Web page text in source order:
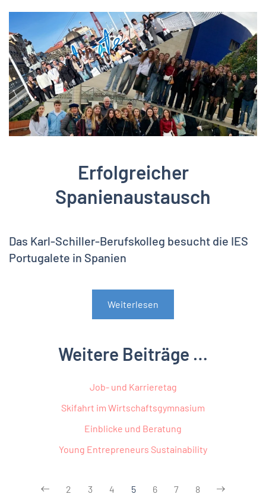
Erfolgreicher
Spanienaustausch
Das Karl-Schiller-Berufskolleg besucht die IES
Portugalete in Spanien
Weiterlesen
Weitere Beiträge …
Job- und Karrieretag
Skifahrt im Wirtschaftsgymnasium
Einblicke und Beratung
Young Entrepreneurs Sustainability
2 3 4 5 6 7 8